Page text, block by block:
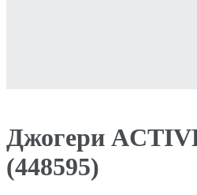
Джогери
(448595)